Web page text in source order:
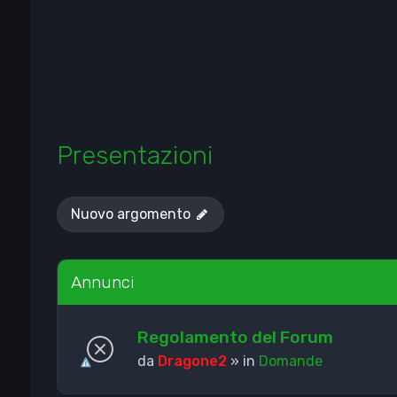
Presentazioni
Nuovo argomento
Annunci
Regolamento del Forum
da Dragone2 » in Domande